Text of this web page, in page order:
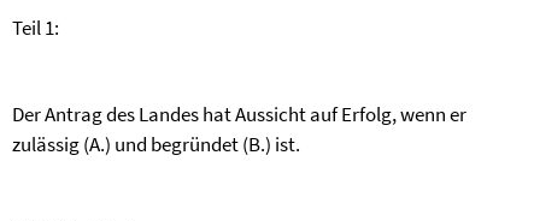
Teil 1:
Der Antrag des Landes hat Aussicht auf Erfolg, wenn er
zulässig (A.) und begründet (B.) ist.